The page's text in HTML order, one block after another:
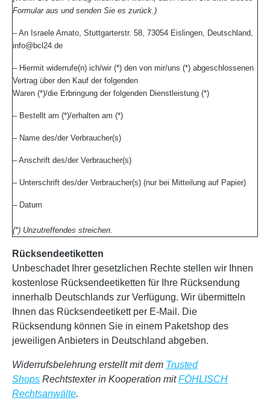
Formular aus und senden Sie es zurück.)
– An Israele Amato, Stuttgarterstr. 58, 73054 Eislingen, Deutschland,
info@bcl24.de
– Hiermit widerrufe(n) ich/wir (*) den von mir/uns (*) abgeschlossenen
Vertrag über den Kauf der folgenden
Waren (*)/die Erbringung der folgenden Dienstleistung (*)
– Bestellt am (*)/erhalten am (*)
– Name des/der Verbraucher(s)
– Anschrift des/der Verbraucher(s)
– Unterschrift des/der Verbraucher(s) (nur bei Mitteilung auf Papier)
– Datum
(*) Unzutreffendes streichen.
Rücksendeetiketten
Unbeschadet Ihrer gesetzlichen Rechte stellen wir Ihnen
kostenlose Rücksendeetiketten für Ihre Rücksendung
innerhalb Deutschlands zur Verfügung. Wir übermitteln
Ihnen das Rücksendeetikett per E-Mail. Die
Rücksendung können Sie in einem Paketshop des
jeweiligen Anbieters in Deutschland abgeben.
Widerrufsbelehrung erstellt mit dem Trusted
Shops Rechtstexter in Kooperation mit FÖHLISCH
Rechtsanwälte.